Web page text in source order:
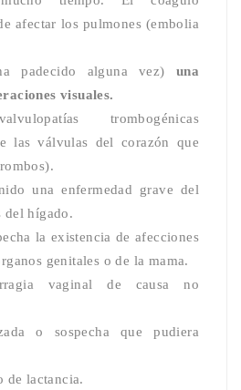
afectar los pulmones (embolia
padecido alguna vez)
una
visuales.
trombogénicas
las válvulas del corazón que
una enfermedad grave del
del hígado.
la existencia de afecciones
genitales o de la mama.
vaginal de causa no
o sospecha que pudiera
de lactancia.